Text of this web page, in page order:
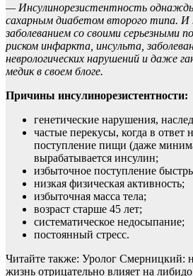
— Инсулинорезистентность
сахарным диабетом второго типа.
заболеванием со своими серьезными
риском инфаркта, инсульта,
неврологических нарушений и даже
медик в своем блоге.
Причины инсулинорезистентности:
генетические нарушения,
частые перекусы, когда в ответ
поступление пищи (даже
вырабатывается инсулин;
избыточное поступление
низкая физическая активность;
избыточная масса тела;
возраст старше 45 лет;
систематическое недосыпание;
постоянный стресс.
Читайте также: Уролог Смерницкий:
жизнь отрицательно влияет на либидо